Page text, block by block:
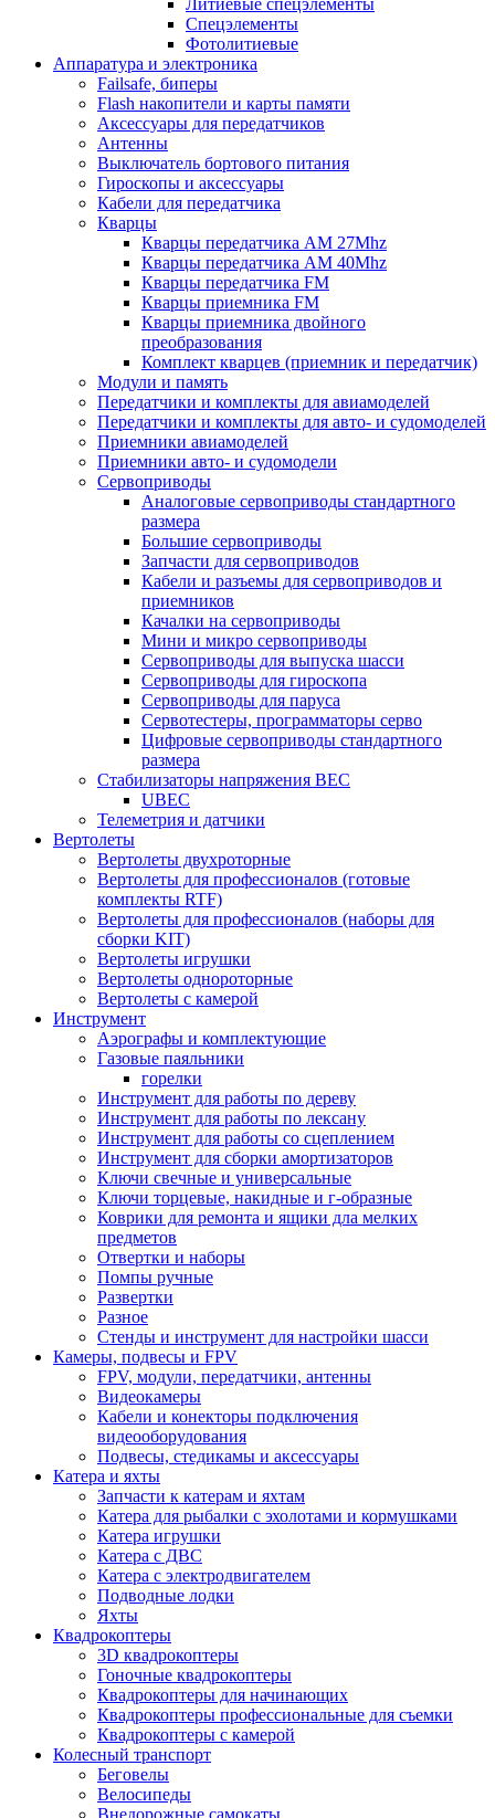
Литиевые спецэлементы
Спецэлементы
Фотолитиевые
Аппаратура и электроника
Failsafe, биперы
Flash накопители и карты памяти
Аксессуары для передатчиков
Антенны
Выключатель бортового питания
Гироскопы и аксессуары
Кабели для передатчика
Кварцы
Кварцы передатчика AM 27Mhz
Кварцы передатчика AM 40Mhz
Кварцы передатчика FM
Кварцы приемника FM
Кварцы приемника двойного
преобразования
Комплект кварцев (приемник и передатчик)
Модули и память
Передатчики и комплекты для авиамоделей
Передатчики и комплекты для авто- и судомоделей
Приемники авиамоделей
Приемники авто- и судомодели
Сервоприводы
Аналоговые сервоприводы стандартного
размера
Большие сервоприводы
Запчасти для сервоприводов
Кабели и разъемы для сервоприводов и
приемников
Качалки на сервоприводы
Мини и микро сервоприводы
Сервоприводы для выпуска шасси
Сервоприводы для гироскопа
Сервоприводы для паруса
Сервотестеры, программаторы серво
Цифровые сервоприводы стандартного
размера
Стабилизаторы напряжения BEC
UBEC
Телеметрия и датчики
Вертолеты
Вертолеты двухроторные
Вертолеты для профессионалов (готовые
комплекты RTF)
Вертолеты для профессионалов (наборы для
сборки KIT)
Вертолеты игрушки
Вертолеты однороторные
Вертолеты с камерой
Инструмент
Аэрографы и комплектующие
Газовые паяльники
горелки
Инструмент для работы по дереву
Инструмент для работы по лексану
Инструмент для работы со сцеплением
Инструмент для сборки амортизаторов
Ключи свечные и универсальные
Ключи торцевые, накидные и г-образные
Коврики для ремонта и ящики дла мелких
предметов
Отвертки и наборы
Помпы ручные
Развертки
Разное
Стенды и инструмент для настройки шасси
Камеры, подвесы и FPV
FPV, модули, передатчики, антенны
Видеокамеры
Кабели и конекторы подключения
видеооборудования
Подвесы, стедикамы и аксессуары
Катера и яхты
Запчасти к катерам и яхтам
Катера для рыбалки с эхолотами и кормушками
Катера игрушки
Катера с ДВС
Катера с электродвигателем
Подводные лодки
Яхты
Квадрокоптеры
3D квадрокоптеры
Гоночные квадрокоптеры
Квадрокоптеры для начинающих
Квадрокоптеры профессиональные для съемки
Квадрокоптеры с камерой
Колесный транспорт
Беговелы
Велосипеды
Внедорожные самокаты